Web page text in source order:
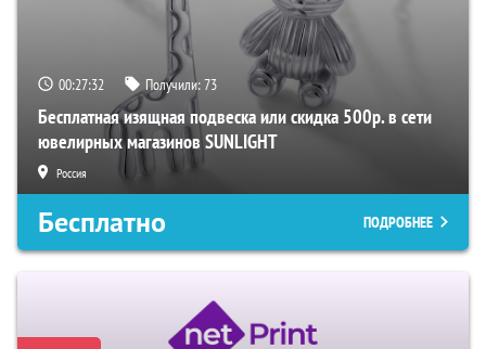
00:27:32 Получили:73
Бесплатная изящная подвеска или скидка 500р. в сети
ювелирных магазинов SUNLIGHT
Россия
Бесплатно ПОДРОБНЕЕ